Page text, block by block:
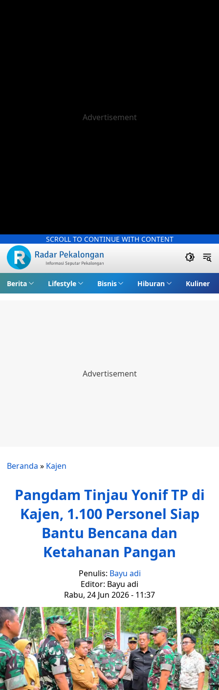
SCROLL TO CONTINUE WITH CONTENT
Berita Lifestyle Bisnis Hiburan Kuliner
Beranda » Kajen
Pangdam Tinjau Yonif TP di
Kajen, 1.100 Personel Siap
Bantu Bencana dan
Ketahanan Pangan
Penulis: Bayu adi
Editor: Bayu adi
Rabu, 24 Jun 2026 - 11:37